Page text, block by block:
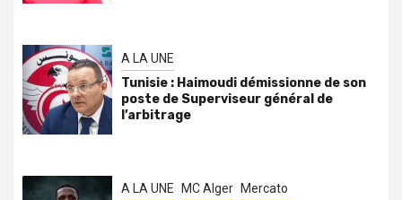
A LA UNE
Tunisie : Haimoudi démissionne de son
poste de Superviseur général de
l’arbitrage
A LA UNE MC Alger Mercato